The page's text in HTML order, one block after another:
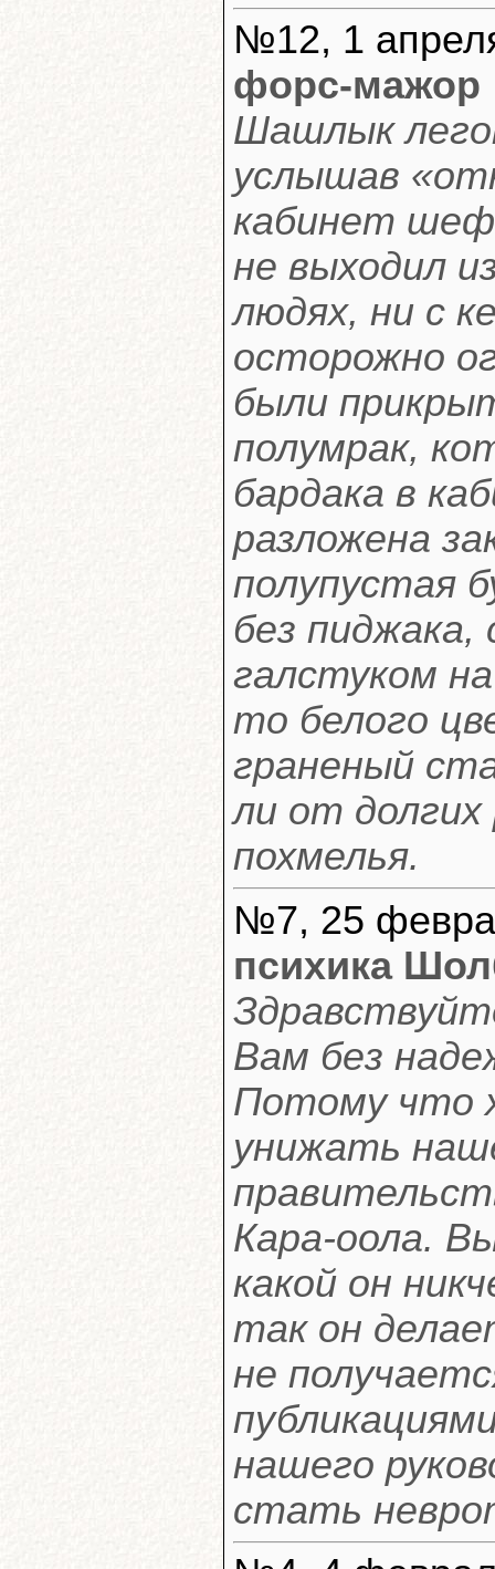
№12, 1
форс-мажор
Шашлык
услышав
кабинет
не выходил
людях, ни с
осторожно
были
полумрак,
бардака в
разложена
полупустая
без пиджака,
галстуком
то белого
граненый
ли от
похмелья.
№7, 25
психика
Вам без
Потому что
унижать
Кара-оола.
какой он
так он
не
нашего
стать